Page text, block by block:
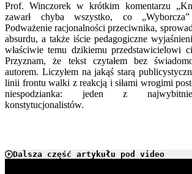
Prof. Winczorek w krótkim komentarzu
zawarł chyba wszystko, co
Podważenie racjonalności przeciwnika,
absurdu, a także iście pedagogiczne
właściwie temu dzikiemu przedstawicielowi
Przyznam, że tekst czytałem bez
autorem. Liczyłem na jakąś starą
linii frontu walki z reakcją i siłami wrogimi
niespodzianka: jeden z
konstytucjonalistów.
Dalsza część artykułu pod video